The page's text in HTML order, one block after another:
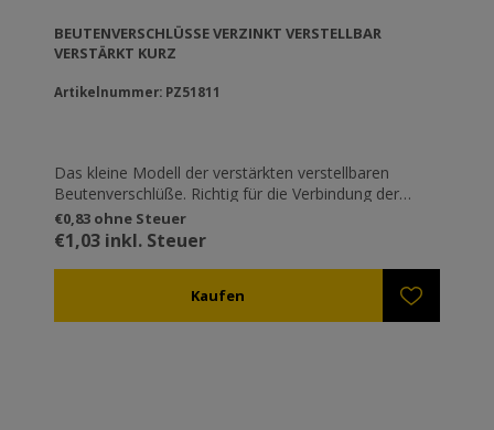
BEUTENVERSCHLÜSSE VERZINKT VERSTELLBAR V
ERSTÄRKT KURZ
Artikelnummer: PZ51811
Das kleine Modell der verstärkten verstellbaren
Beutenverschlüße. Richtig für die Verbindung der
Beutenböden. Die klassischen verstellbaren
Beutenverschlüße. Verstellbar, sodass sie in
verschiedenen Höhen einschnappen können (z.B.
eingeführt wird). Sie sind mit Sicherheit die
bekanntesten Verschlüsse in Griechenland. Verzinkt
€0,83 ohne Steuer
€1,03 inkl. Steuer